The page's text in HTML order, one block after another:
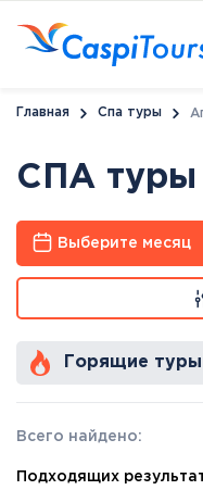
Главная Спа туры
СПА туры
Выберите месяц
Горящие туры
Всего найдено:
Подходящих